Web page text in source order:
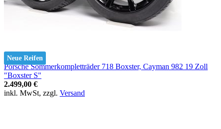
Neue Reifen
Porsche Sommerkompletträder 718 Boxster, Cayman 982 19 Zoll
"Boxster S"
2.499,00 €
inkl. MwSt, zzgl. Versand